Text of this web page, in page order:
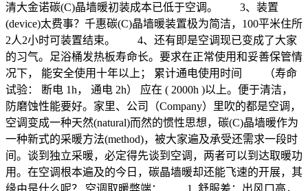
清大金诺碳(C)晶墙暖初装成本已低于空调。 3、装置
(device)太费事？千惠碳(C)晶墙暖装置极为简洁，100平米住所
2人2小时可装置结束。 4、还有即是空调现已变成了大家
的习气。足浴桶发热板寿命长。要求在正常使用和妥善保管情
况下， 能安全使用十年以上； 累计通电使用时间 （寿命
试验： 断电 1h， 通电 2h） 应在 ( 2000h )以上。便于清洁，
防磨蚀性能要好。家里、公司（Company）里吹的都是空调，
空调变成一种天然(natural)而然的惯性思想，碳(C)晶墙暖作为
一种新式的采暖方法(method)，被大家遍及承受还需求一段时
间。谈到独立采暖，必定得先谈到空调，两者可以到达取暖功
用。在空调根本遍及的今日，碳晶墙暖却还能飞速的开展，其
缘由是什么呢？ 空调取暖弊端： 1. 舒服差：出风口高，